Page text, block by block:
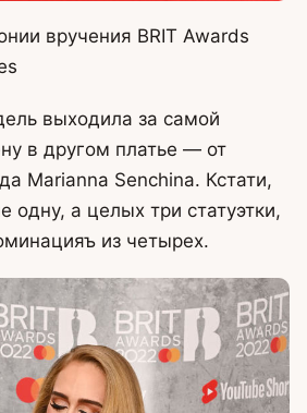
вручения BRIT Awards
выходила за самой
в другом платье — от
Marianna Senchina. Кстати,
одну, а целых три статуэтки,
из четырех.